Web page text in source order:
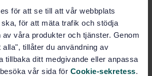
för att se till att vår webbplats
för att mäta trafik och stödja
av våra produkter och tjänster. Genom
tillåter du användning av
tillbaka ditt medgivande eller anpassa
vår sida för Cookie-sekretess.
Show more